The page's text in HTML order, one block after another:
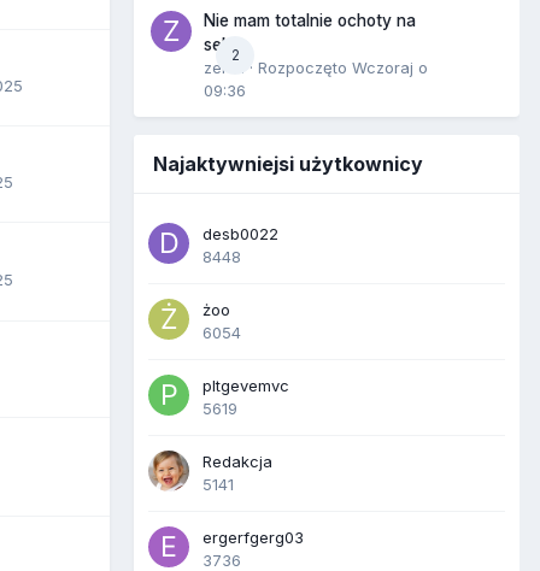
2
Nie mam totalnie ochoty na
seks
zenla
· Rozpoczęto Wczoraj o
09:36
Najaktywniejsi użytkownicy
desb0022
8448
żoo
6054
pltgevemvc
5619
Redakcja
5141
ergerfgerg03
3736